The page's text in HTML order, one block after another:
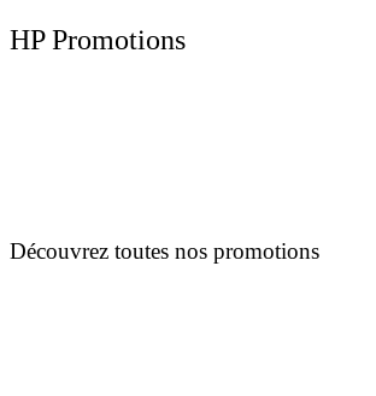
HP Promotions
Découvrez toutes nos promotions